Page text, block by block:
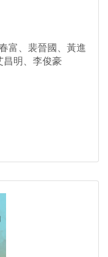
富、裴晉國、黃進
昌明、李俊豪